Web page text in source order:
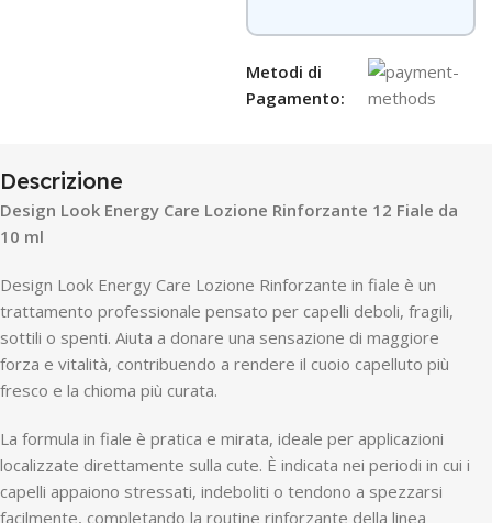
Metodi di
Pagamento:
Descrizione
Design Look Energy Care Lozione Rinforzante 12 Fiale da
10 ml
Design Look Energy Care Lozione Rinforzante in fiale è un
trattamento professionale pensato per capelli deboli, fragili,
sottili o spenti. Aiuta a donare una sensazione di maggiore
forza e vitalità, contribuendo a rendere il cuoio capelluto più
fresco e la chioma più curata.
La formula in fiale è pratica e mirata, ideale per applicazioni
localizzate direttamente sulla cute. È indicata nei periodi in cui i
capelli appaiono stressati, indeboliti o tendono a spezzarsi
facilmente, completando la routine rinforzante della linea